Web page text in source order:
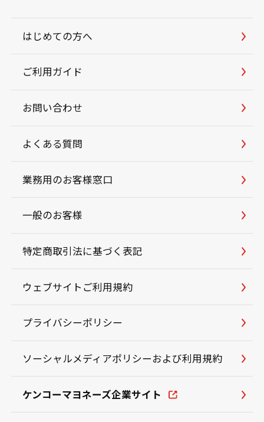
はじめての方へ
ご利用ガイド
お問い合わせ
よくある質問
業務用のお客様窓口
一般のお客様
特定商取引法に基づく表記
ウェブサイトご利用規約
プライバシーポリシー
ソーシャルメディアポリシーおよび利用規約
ケンコーマヨネーズ企業サイト